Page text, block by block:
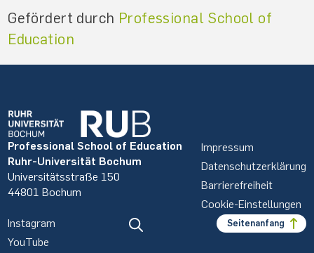
Gefördert durch Professional School of
Education
Professional School of Education
Ruhr-Universität Bochum
Universitätsstraße 150
44801 Bochum
Impressum
Datenschutzerklärung
Barrierefreiheit
Cookie-Einstellungen
Instagram
YouTube
Seitenanfang